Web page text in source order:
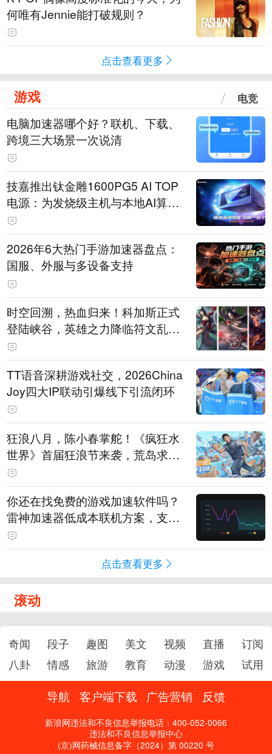
何唯有Jennie能打破规则？
点击查看更多
游戏 电竞
电脑加速器哪个好？联机、下载、
跨境三大场景一次说清
技嘉推出钛金雕1600PG5 AI TOP
电源：为发烧级主机与本地AI算力
打造旗舰供电方案
2026年6大热门手游加速器盘点：
国服、外服与多设备支持
时空回溯，热血归来！科加斯正式
登陆峡谷，英雄之力降临符文乱
斗！
TT语音深耕游戏社交，2026China
Joy四大IP联动引爆线下引流闭环
狂浪八月，陈小春掌舵！《疯狂水
世界》首届狂浪节来袭，荒岛求生
直播即将开启
你还在找免费的游戏加速软件吗？
雷神加速器低成本联机方案，支持
免费试用
点击查看更多
滚动
奇闻 段子 趣图 美文 视频 直播
订阅
八卦
情感 旅游 教育 动漫 游戏 试用
导航 客户端下载 广告营销 反馈
新浪网违法和不良信息举报电话：400-052-0066
违法和不良信息举报中心
(京)网药械信息备字（2024）第 00220 号